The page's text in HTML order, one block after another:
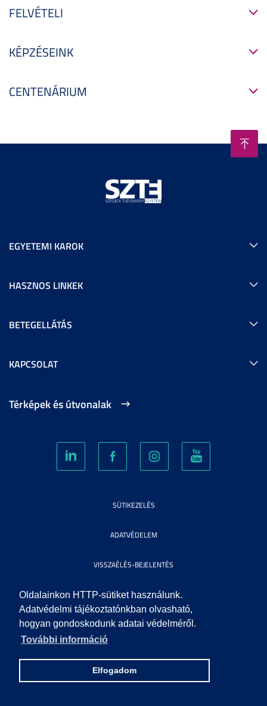
Oldalainkon HTTP-sütiket használunk.
Adatvédelmi tájékoztatónkban olvasható,
hogyan gondoskodunk adatai védelméről.
További információ
Elfogadom
FELVÉTELI
KÉPZÉSEINK
CENTENÁRIUM
EGYETEMI KAROK
HASZNOS LINKEK
BETEGELLÁTÁS
KAPCSOLAT
Térképek és útvonalak
SÜTIKEZELÉS
ADATVÉDELEM
VISSZAÉLÉS-BEJELENTÉS
KÖZÉRDEKŰ ADATOK
IMPRESSZUM